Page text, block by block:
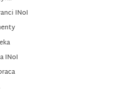
INoI
INoI